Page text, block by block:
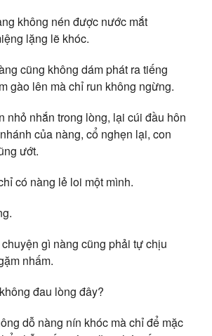
không nén được nước mắt
lặng lẽ khóc.
cũng không dám phát ra tiếng
gào lên mà chỉ run không ngừng.
nhỏ nhắn trong lòng, lại cúi đầu hôn
của nàng, cổ nghẹn lại, con
ướt.
có nàng lẻ loi một mình.
gì nàng cũng phải tự chịu
nhấm.
đau lòng đây?
dỗ nàng nín khóc mà chỉ để mặc